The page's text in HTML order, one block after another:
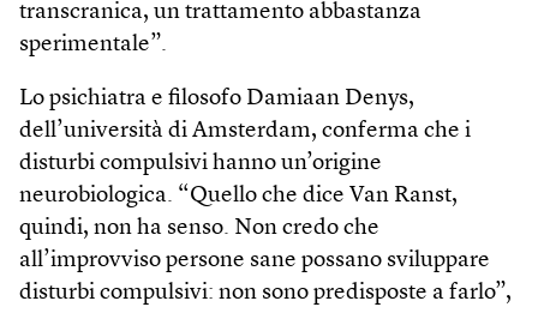
transcranica, un trattamento abbastanza
sperimentale”.
Lo psichiatra e filosofo Damiaan Denys,
dell’università di Amsterdam, conferma che i
disturbi compulsivi hanno un’origine
neurobiologica. “Quello che dice Van Ranst,
quindi, non ha senso. Non credo che
all’improvviso persone sane possano sviluppare
disturbi compulsivi: non sono predisposte a farlo”,